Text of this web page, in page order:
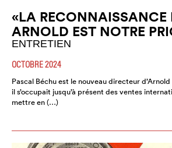
«LA RECONNAISSANCE
ARNOLD EST NOTRE
ENTRETIEN
OCTOBRE 2024
Pascal Béchu est le nouveau directeur
il s’occupait jusqu’à présent des ventes
mettre en (…)